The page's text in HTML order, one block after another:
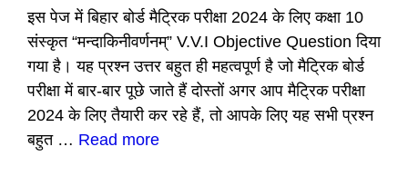
इस पेज में बिहार बोर्ड मैट्रिक परीक्षा 2024 के लिए कक्षा 10
संस्कृत “मन्दाकिनीवर्णनम्” V.V.I Objective Question दिया
गया है। यह प्रश्न उत्तर बहुत ही महत्वपूर्ण है जो मैट्रिक बोर्ड
परीक्षा में बार-बार पूछे जाते हैं दोस्तों अगर आप मैट्रिक परीक्षा
2024 के लिए तैयारी कर रहे हैं, तो आपके लिए यह सभी प्रश्न
बहुत … Read more